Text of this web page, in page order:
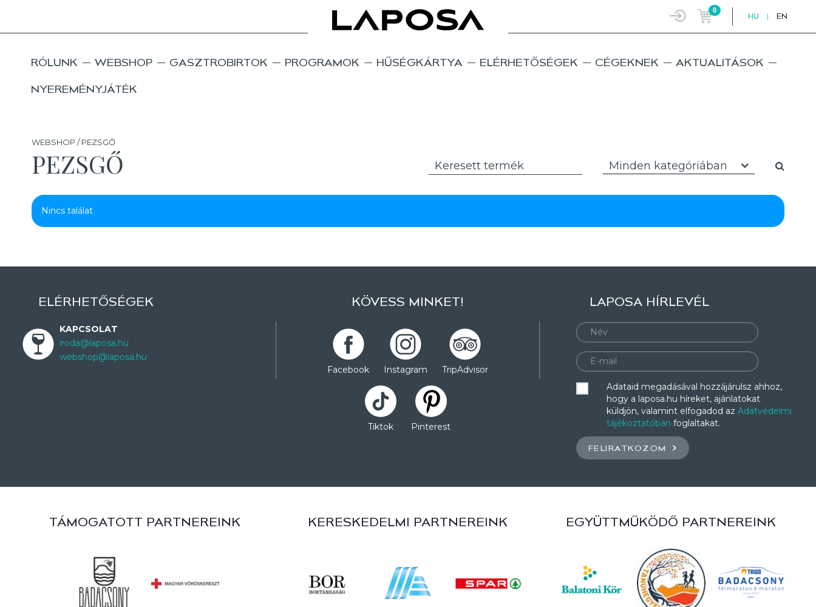
0
HU | EN
RÓLUNK WEBSHOP GASZTROBIRTOK PROGRAMOK HŰSÉGKÁRTYA ELÉRHETŐSÉGEK CÉGEKNEK AKTUALITÁSOK
NYEREMÉNYJÁTÉK
WEBSHOP / PEZSGŐ
PEZSGŐ Minden kategóriában
Nincs találat
ELÉRHETŐSÉGEK
KAPCSOLAT
iroda@laposa.hu
webshop@laposa.hu
KÖVESS MINKET!
Facebook Instagram TripAdvisor
Tiktok Pinterest
LAPOSA HÍRLEVÉL
Adataid megadásával hozzájárulsz ahhoz,
hogy a laposa.hu híreket, ajánlatokat
küldjön, valamint elfogadod az Adatvédelmi
tájékoztatóban foglaltakat.
FELIRATKOZOM
TÁMOGATOTT PARTNEREINK KERESKEDELMI PARTNEREINK EGYÜTTMŰKÖDŐ PARTNEREINK